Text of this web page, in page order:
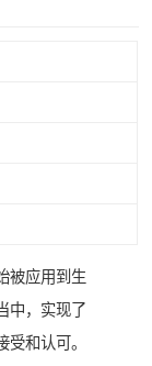
被应用到生
中，实现了
和认可。